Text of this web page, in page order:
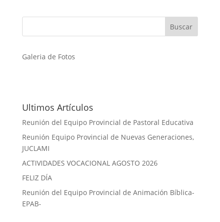
Galeria de Fotos
Ultimos Artículos
Reunión del Equipo Provincial de Pastoral Educativa
Reunión Equipo Provincial de Nuevas Generaciones,
JUCLAMI
ACTIVIDADES VOCACIONAL AGOSTO 2026
FELIZ DÍA
Reunión del Equipo Provincial de Animación Bíblica-
EPAB-